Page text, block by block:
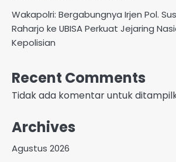
Wakapolri: Bergabungnya Irjen Pol.
Raharjo ke UBISA Perkuat Jejaring
Kepolisian
Recent Comments
Tidak ada komentar untuk
Archives
Agustus 2026